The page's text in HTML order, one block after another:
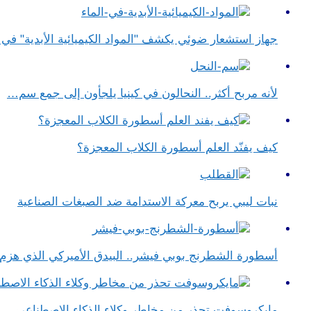
جهاز استشعار ضوئي يكشف "المواد الكيميائية الأبدية" في
لأنه مربح أكثر.. النحالون في كينيا يلجأون إلى جمع سم…
كيف يفنّد العلم أسطورة الكلاب المعجزة؟
نبات ليبي يربح معركة الاستدامة ضد الصبغات الصناعية
أسطورة الشطرنج بوبي فيشر.. البيدق الأميركي الذي